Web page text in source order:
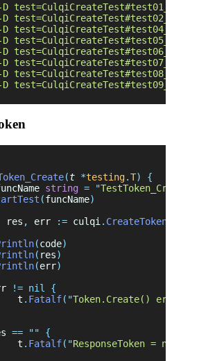
(t *testing.T)
{
string = "TestToken_Create
(funcName)
res , err := culqi . CreateToken
(code)
( res)
(err)
!= nil
{
		t
. Fatalf( "Token.Create() err =
== "" {
		t
. Fatalf( "ResponseToken = nil;